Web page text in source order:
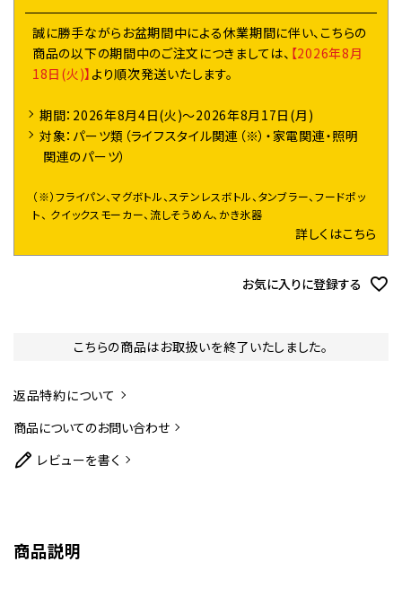
誠に勝手ながらお盆期間中による休業期間に伴い、こちらの
商品の以下の期間中のご注文につきましては、 【2026年8月
18日(火)】 より順次発送いたします。
期間：2026年8月4日(火)～2026年8月17日(月)
対象：パーツ類（ライフスタイル関連（※）・家電関連・照明
関連のパーツ）
（※）フライパン、マグボトル、ステンレスボトル、タンブラー、フードポッ
ト、 クイックスモーカー、流しそうめん、かき氷器
詳しくはこちら
お気に入りに登録する
こちらの商品はお取扱いを終了いたしました。
返品特約について
商品についてのお問い合わせ
レビューを書く
商品説明